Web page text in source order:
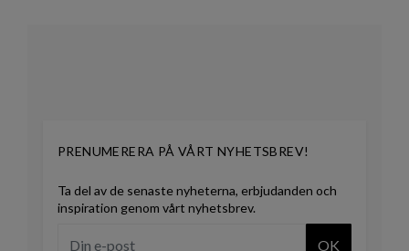
PRENUMERERA PÅ VÅRT NYHETSBREV!
Ta del av de senaste nyheterna, erbjudanden och
inspiration genom vårt nyhetsbrev.
OK